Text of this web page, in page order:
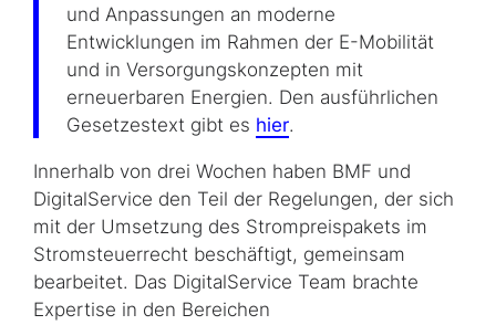
und Anpassungen an moderne
Entwicklungen im Rahmen der E-Mobilität
und in Versorgungskonzepten mit
erneuerbaren Energien. Den ausführlichen
Gesetzestext gibt es hier.
Innerhalb von drei Wochen haben BMF und
DigitalService den Teil der Regelungen, der sich
mit der Umsetzung des Strompreispakets im
Stromsteuerrecht beschäftigt, gemeinsam
bearbeitet. Das DigitalService Team brachte
Expertise in den Bereichen